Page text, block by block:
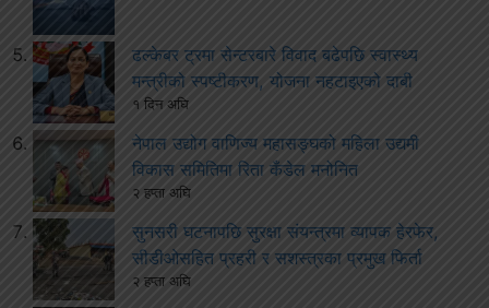
ढल्केबर ट्रमा सेन्टरबारे विवाद बढेपछि स्वास्थ्य
मन्त्रीको स्पष्टीकरण, योजना नहटाइएको दाबी
१ दिन अघि
नेपाल उद्योग वाणिज्य महासङ्घको महिला उद्यमी
विकास समितिमा रिता कँडेल मनोनित
२ हप्ता अघि
सुनसरी घटनापछि सुरक्षा संयन्त्रमा व्यापक हेरफेर,
सीडीओसहित प्रहरी र सशस्त्रका प्रमुख फिर्ता
२ हप्ता अघि